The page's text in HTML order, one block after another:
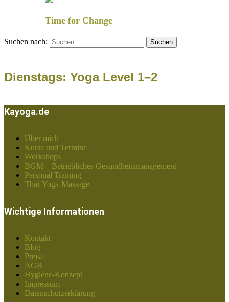
Time for Change
Suchen nach:
Dienstags: Yoga Level 1–2
Kayoga.de
Über mich
Kurse und Termine
Workshops
BGM – Betriebliches Gesundheitsmanagement
Personal Training
Thai-Yoga-Massage
Wichtige Informationen
Kontakt
Blog
Preise
AGB
Hygiene-Konzept
Impressum
Datenschutzerklärung